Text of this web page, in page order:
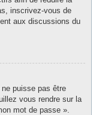
inscrivez-vous de
aux discussions du
puisse pas être
vous rendre sur la
mot de passe ».